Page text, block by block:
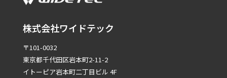
株式会社ワイドテック
〒101-0032
東京都千代田区岩本町2-11-2
イトーピア岩本町二丁目ビル 4F